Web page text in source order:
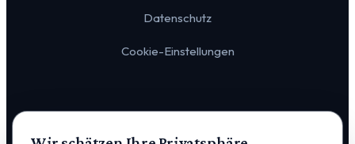
Datenschutz
Cookie-Einstellungen